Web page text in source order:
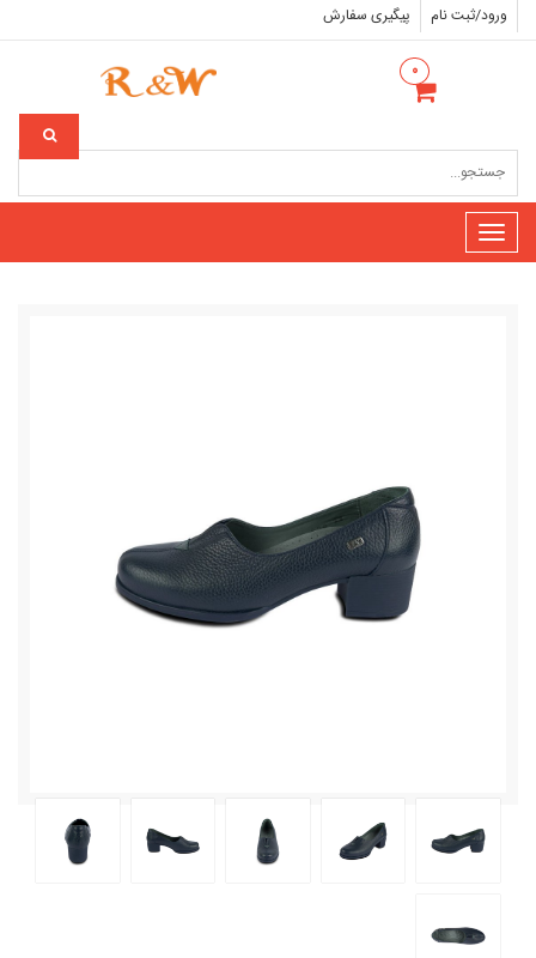
ورود/ثبت نام پیگیری سفارش
۰
Toggle
navigation